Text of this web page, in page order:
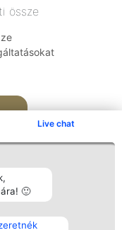
Live chat
🙂
össze
Elérhetőség
Elérhetőség